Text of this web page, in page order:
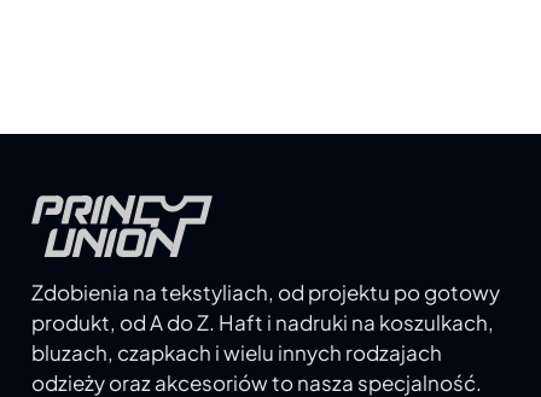
Zdobienia na tekstyliach, od projektu po gotowy
produkt, od A do Z. Haft i nadruki na koszulkach,
bluzach, czapkach i wielu innych rodzajach
odzieży oraz akcesoriów to nasza specjalność.